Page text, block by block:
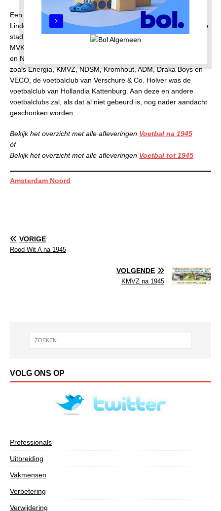
Een kleine club was Lindenboys, genoemd naar de
Lindengracht in de Jordaan. Lindenboys ging niet terug naar de
stad, maar integreerde in Noord. De club heette respectievelijk
MVKV (Met Vernieuwde Kracht Voorwaarts), FC Nieuwendam
en NEC’75. Noord kende ook vele bedrijfsvoetbalverenigingen
zoals Energia, KMVZ, NDSM, Kromhout, ADM, Draka Boys en
VECO, de voetbalclub van Verschure & Co. Holver was de
voetbalclub van Hollandia Kattenburg. Aan deze en andere
voetbalclubs zal, als dat al niet gebeurd is, nog nader aandacht
geschonken worden.
Bekijk het overzicht met alle afleveringen Voetbal na 1945
óf
Bekijk het overzicht met alle afleveringen Voetbal tot 1945
Amsterdam Noord
VORIGE
Rood-Wit A na 1945
VOLGENDE
KMVZ na 1945
VOLG ONS OP
Professionals
Uitbreiding
Vakmensen
Verbetering
Verwijdering